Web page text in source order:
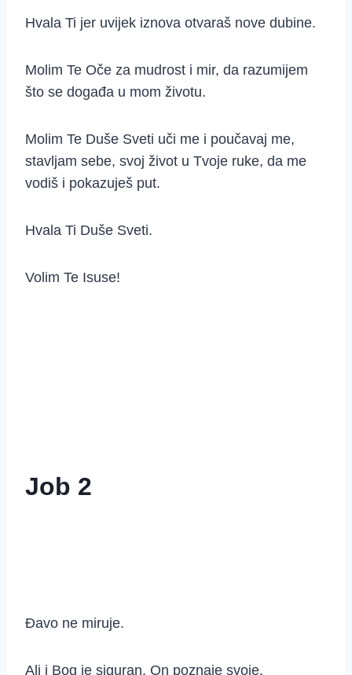
Hvala Ti jer uvijek iznova otvaraš nove dubine.
Molim Te Oče za mudrost i mir, da razumijem
što se događa u mom životu.
Molim Te Duše Sveti uči me i poučavaj me,
stavljam sebe, svoj život u Tvoje ruke, da me
vodiš i pokazuješ put.
Hvala Ti Duše Sveti.
Volim Te Isuse!
Job 2
Đavo ne miruje.
Ali i Bog je siguran. On poznaje svoje.